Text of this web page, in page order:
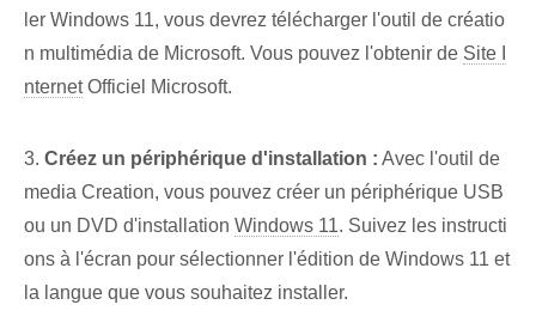
ler Windows 11⁤, vous devrez télécharger l'outil de créatio
n multimédia‌ de Microsoft. Vous pouvez l'obtenir de Site I
nternetOfficiel Microsoft.
3. Créez un périphérique d'installation⁤ : Avec l'outil de
‌media Creation⁣,‍ vous pouvez créer un périphérique USB
ou un ‌DVD d'installation⁤ Windows 11. Suivez les instructi
ons à l'écran pour sélectionner l'édition de Windows 11 et
la langue que vous souhaitez installer.